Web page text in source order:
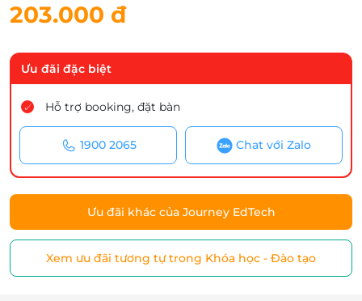
203.000 đ
Ưu đãi đặc biệt
Hỗ trợ booking, đặt bàn
1900 2065 Chat với Zalo
Ưu đãi khác của Journey EdTech
Xem ưu đãi tương tự trong Khóa học - Đào tạo